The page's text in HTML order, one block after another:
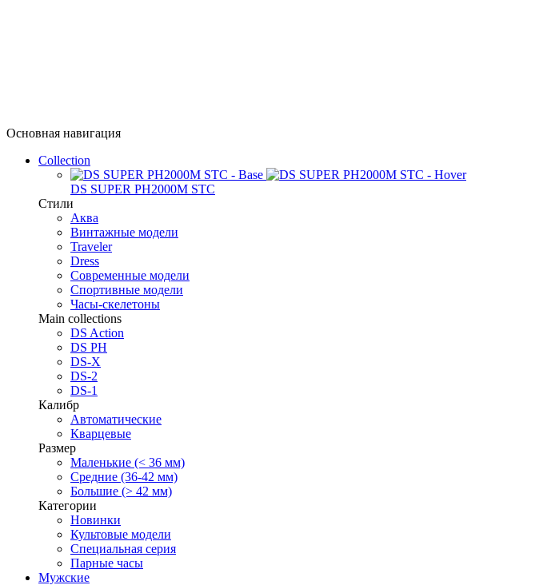
Основная навигация
Collection
DS SUPER PH2000M STC
Стили
Аква
Винтажные модели
Traveler
Dress
Современные модели
Спортивные модели
Часы-скелетоны
Main collections
DS Action
DS PH
DS-X
DS-2
DS-1
Калибр
Автоматические
Кварцевые
Размер
Маленькие (< 36 мм)
Средние (36-42 мм)
Большие (> 42 мм)
Категории
Новинки
Культовые модели
Специальная серия
Парные часы
Мужские